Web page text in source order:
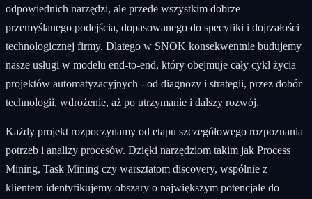
odpowiednich narzędzi, ale przede wszystkim dobrze
przemyślanego podejścia, dopasowanego do specyfiki i dojrzałości
technologicznej firmy. Dlatego w SNOK konsekwentnie budujemy
nasze usługi w modelu end-to-end, który obejmuje cały cykl życia
projektów automatyzacyjnych - od diagnozy i strategii, przez dobór
technologii, wdrożenie, aż po utrzymanie i dalszy rozwój.
Każdy projekt rozpoczynamy od etapu szczegółowego rozpoznania
potrzeb i analizy procesów. Dzięki narzędziom takim jak Process
Mining, Task Mining czy warsztatom discovery, wspólnie z
klientem identyfikujemy obszary o największym potencjale do